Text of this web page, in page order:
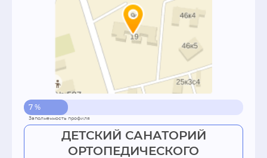
физиотерапевтических процедур;- кабинет
электросна.Два спортивных комплекса,
оснащенных тренажерами, а также спортивно
- игровыми модулями,кабинет лечебной
физкультуры,кабинет массажа,Зал водных
процедур, включающий:- бассейн;- ванну
"Джакузи";- гидромассажные ванны
7 %
ДЕТСКИЙ САНАТОРИЙ
ОРТОПЕДИЧЕСКОГО